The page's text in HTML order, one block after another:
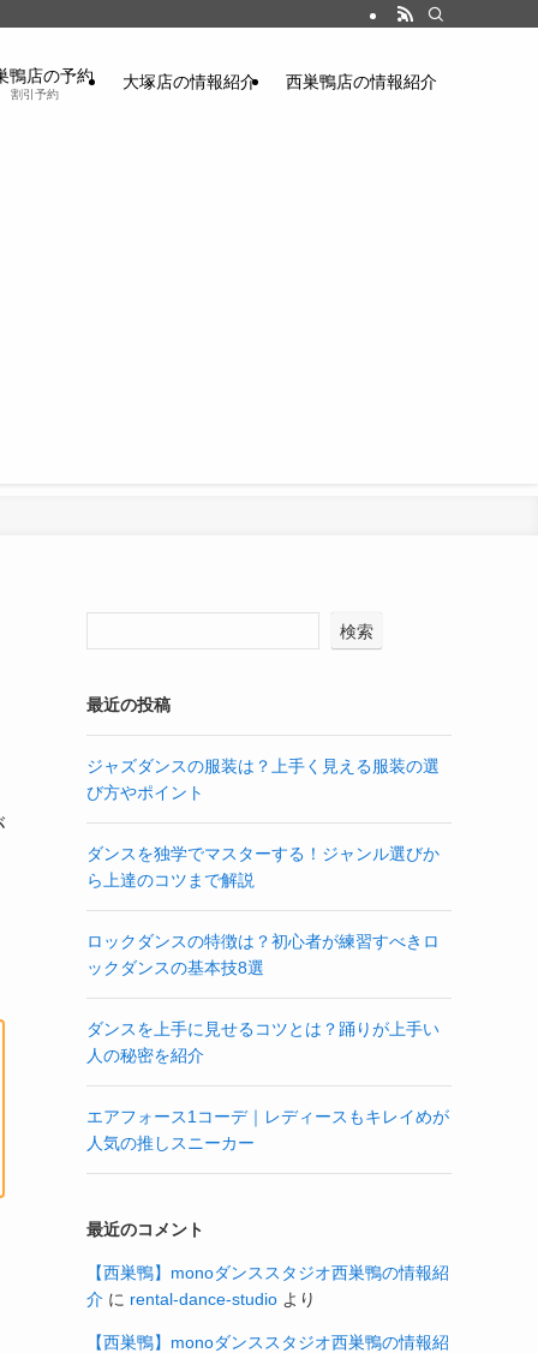
鴨店の予約
割引予約
大塚店の情報紹介 西巣鴨店の情報紹介
検索
最近の投稿
ジャズダンスの服装は？上手く見える服装の選
び方やポイント
ダンスを独学でマスターする！ジャンル選びか
ら上達のコツまで解説
ロックダンスの特徴は？初心者が練習すべきロ
ックダンスの基本技8選
ダンスを上手に見せるコツとは？踊りが上手い
人の秘密を紹介
エアフォース1コーデ｜レディースもキレイめが
人気の推しスニーカー
最近のコメント
【西巣鴨】monoダンススタジオ西巣鴨の情報紹
介 に rental-dance-studio より
【西巣鴨】monoダンススタジオ西巣鴨の情報紹